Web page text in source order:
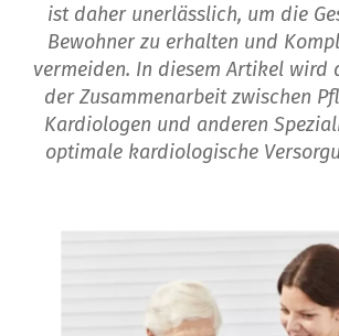
ist daher unerlässlich, um die
Bewohner zu erhalten und
vermeiden. In diesem Artikel wird
der Zusammenarbeit zwischen
Kardiologen und anderen
optimale kardiologische